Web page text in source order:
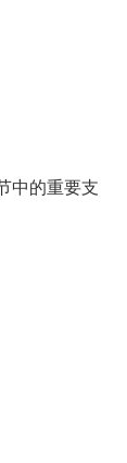
中的重要支